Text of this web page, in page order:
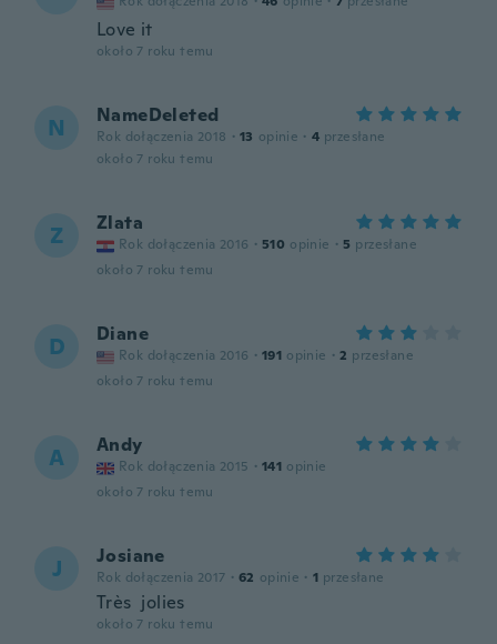
Love it
około 7 roku temu
N NameDeleted
Rok dołączenia 2018 · 13 opinie · 4 przesłane
około 7 roku temu
Z Zlata
Rok dołączenia 2016 · 510 opinie · 5 przesłane
około 7 roku temu
D Diane
Rok dołączenia 2016 · 191 opinie · 2 przesłane
około 7 roku temu
A Andy
Rok dołączenia 2015 · 141 opinie
około 7 roku temu
J Josiane
Rok dołączenia 2017 · 62 opinie · 1 przesłane
Très jolies
około 7 roku temu